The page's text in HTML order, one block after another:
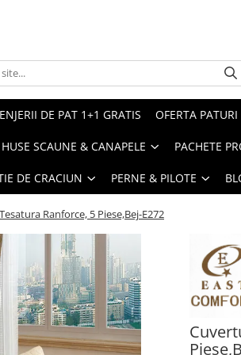
DE PAT 1+1 GRATIS OFERTA
HUSE SCAUNE & CANAPELE PACHETE
DE CRACIUN PERNE & PILOTE
Ranforce, 5 Piese,Bej-E272